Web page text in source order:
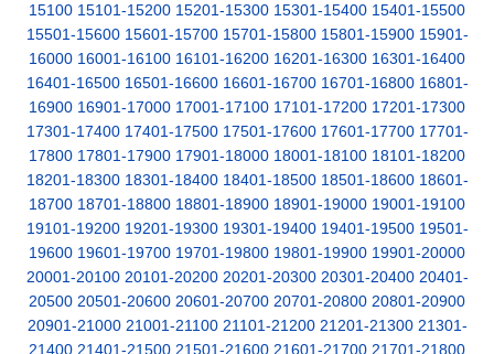
15100 15101-15200 15201-15300 15301-15400 15401-15500
15501-15600 15601-15700 15701-15800 15801-15900 15901-
16000 16001-16100 16101-16200 16201-16300 16301-16400
16401-16500 16501-16600 16601-16700 16701-16800 16801-
16900 16901-17000 17001-17100 17101-17200 17201-17300
17301-17400 17401-17500 17501-17600 17601-17700 17701-
17800 17801-17900 17901-18000 18001-18100 18101-18200
18201-18300 18301-18400 18401-18500 18501-18600 18601-
18700 18701-18800 18801-18900 18901-19000 19001-19100
19101-19200 19201-19300 19301-19400 19401-19500 19501-
19600 19601-19700 19701-19800 19801-19900 19901-20000
20001-20100 20101-20200 20201-20300 20301-20400 20401-
20500 20501-20600 20601-20700 20701-20800 20801-20900
20901-21000 21001-21100 21101-21200 21201-21300 21301-
21400 21401-21500 21501-21600 21601-21700 21701-21800